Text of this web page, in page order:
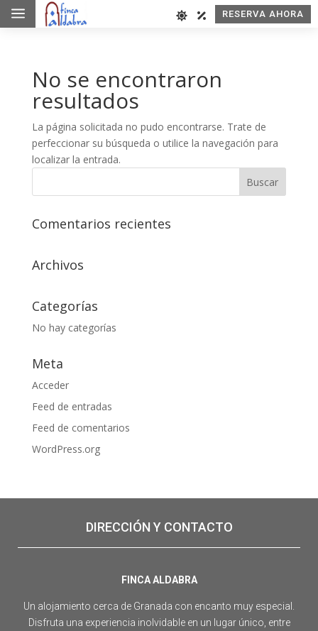
a RESERVA AHORA
No se encontraron
resultados
La página solicitada no pudo encontrarse. Trate de
perfeccionar su búsqueda o utilice la navegación para
localizar la entrada.
Comentarios recientes
Archivos
Categorías
No hay categorías
Meta
Acceder
Feed de entradas
Feed de comentarios
WordPress.org
DIRECCIÓN Y CONTACTO
FINCA ALDABRA
Un alojamiento cerca de Granada con encanto muy especial.
Disfruta una experiencia inolvidable en un lugar único, entre